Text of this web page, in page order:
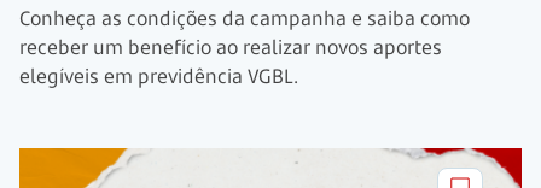
Conheça as condições da campanha e saiba como
receber um benefício ao realizar novos aportes
elegíveis em previdência VGBL.